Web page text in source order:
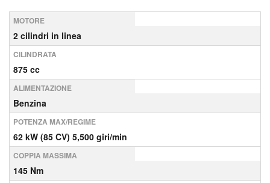
MOTORE
2 cilindri in linea
CILINDRATA
875 cc
ALIMENTAZIONE
Benzina
POTENZA MAX/REGIME
62 kW (85 CV) 5,500 giri/min
COPPIA MASSIMA
145 Nm